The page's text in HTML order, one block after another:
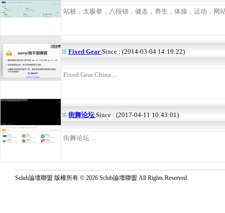
站桩，太极拳，八段锦，健走，养生，体操，运动，
Fixed Gear Since : (2014-03-04 14:19:22)
Fixed Gear China ...
街舞论坛Since : (2017-04-11 10:43:01)
街舞论坛 ...
Sclub論壇聯盟 版權所有 © 2026 Sclub論壇聯盟 All Rights Reserved.